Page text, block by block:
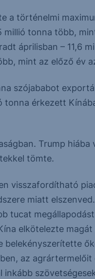
a történelmi
tonna több,
áprilisban – 11,6
mint az előző év
szójababot
tonna érkezett
Trump hiába
tömte.
visszafordítható
miatt
tucat
elkötelezte
belekényszerítette
az agrártermelőit